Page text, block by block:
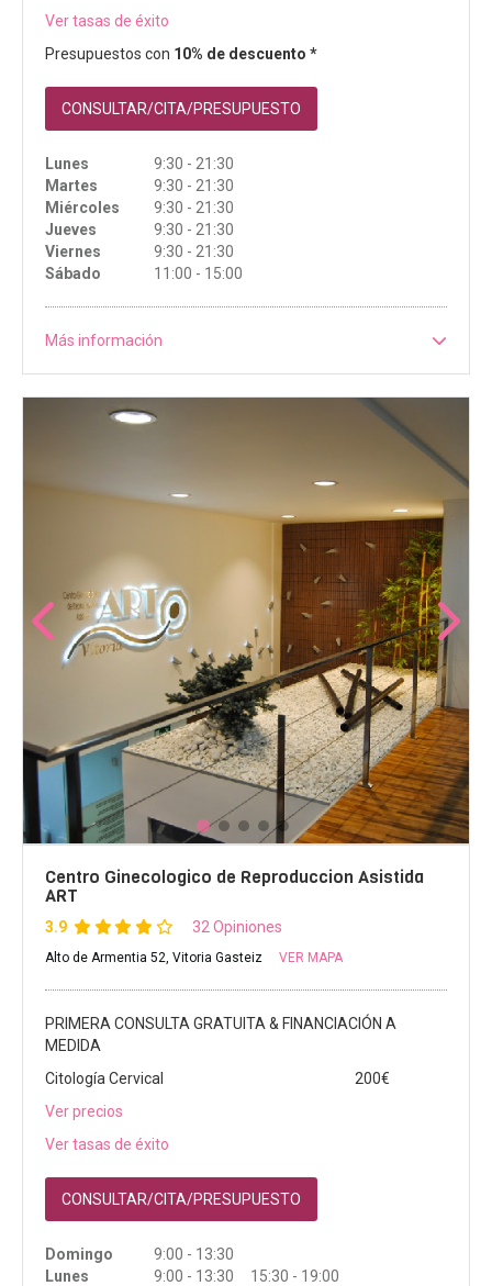
Ver tasas de éxito
Presupuestos con 10% de descuento *
CONSULTAR/CITA/PRESUPUESTO
Lunes
9:30 - 21:30
Martes
9:30 - 21:30
Miércoles
9:30 - 21:30
Jueves
9:30 - 21:30
Viernes
9:30 - 21:30
Sábado
11:00 - 15:00
Más información
Centro Ginecologico de Reproduccion Asistida
ART
3.9 32 Opiniones
Alto de Armentia 52, Vitoria Gasteiz VER MAPA
PRIMERA CONSULTA GRATUITA & FINANCIACIÓN A
MEDIDA
Citología Cervical
200€
Ver precios
Ver tasas de éxito
CONSULTAR/CITA/PRESUPUESTO
Domingo
9:00 - 13:30
Lunes
9:00 - 13:30 15:30 - 19:00